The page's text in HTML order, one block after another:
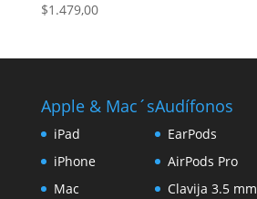
$1.479,00
Apple & Mac´s
iPad
iPhone
Mac
Audífonos
EarPods
AirPods Pro
Clavija 3.5 mm